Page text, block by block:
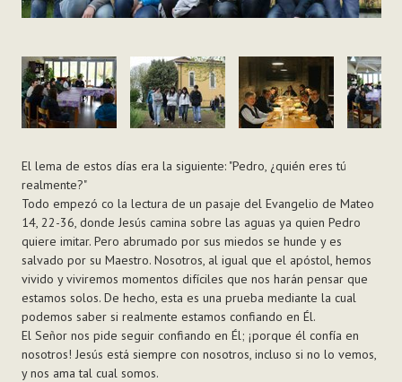
El lema de estos días era la siguiente: "Pedro, ¿quién eres tú
realmente?"
Todo empezó co la lectura de un pasaje del Evangelio de Mateo
14, 22-36, donde Jesús camina sobre las aguas ya quien Pedro
quiere imitar. Pero abrumado por sus miedos se hunde y es
salvado por su Maestro. Nosotros, al igual que el apóstol, hemos
vivido y viviremos momentos difíciles que nos harán pensar que
estamos solos. De hecho, esta es una prueba mediante la cual
podemos saber si realmente estamos confiando en Él.
El Señor nos pide seguir confiando en Él; ¡porque él confía en
nosotros! Jesús está siempre con nosotros, incluso si no lo vemos,
y nos ama tal cual somos.